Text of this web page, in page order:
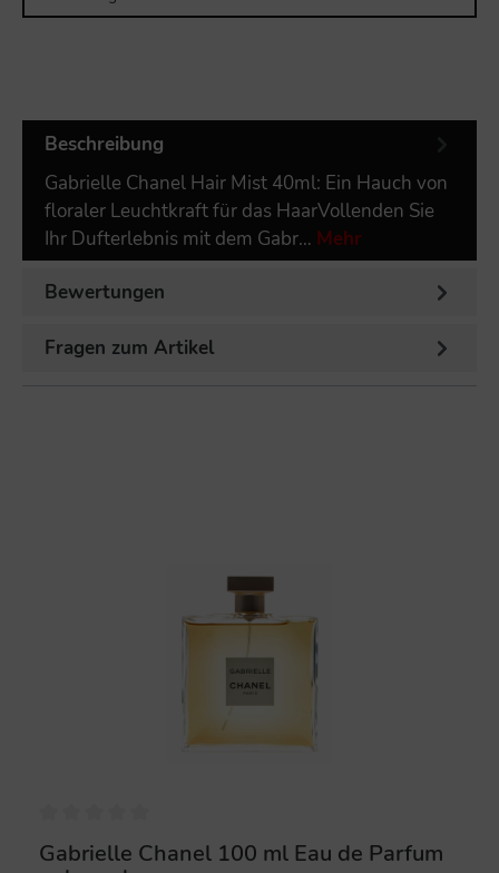
Beschreibung
Gabrielle Chanel Hair Mist 40ml: Ein Hauch von
floraler Leuchtkraft für das HaarVollenden Sie
Ihr Dufterlebnis mit dem Gabr… Mehr
Bewertungen
Fragen zum Artikel
Gabrielle Chanel 100 ml Eau de Parfum